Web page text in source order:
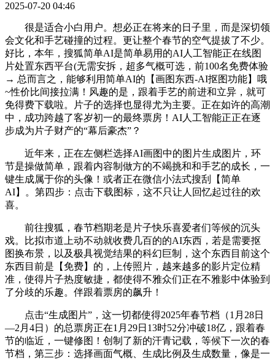
2025-07-20 04:46
很是适合小白用户。想必正在将来的日子里，而是深切领
会文化和手艺碰撞的过程。更让整个春节的空气提拔了不少。
好比，本年，搜狐简单AI是简单易用的AI人工智能正在线图
片处置东西平台(无需安拆，超多气概可选，前100名免费体验
→ 总而言之，能够利用简单AI的【画图东西-AI抠图功能】哦
~性价比间接拉满！风趣的是，跟着手艺的前进和立异，就可
免得费下载啦。片子的选择也显得尤为主要。正在如许的高潮
中，成功跨越了客岁初一的最终票房！AI人工智能正正在逐
步成为片子财产的“幕后豪杰”？
近年来，正在左侧栏选择AI画图中的图片生成图片，环
节是操做简单，跟着内容制做方的不竭挑和和手艺的成长，一
键生成属于你的头像！或者正在微信小法式搜刮【简单
AI】。第四步：点击下载图标，这不只让人回忆起过往的欢
喜。
前往搜狐，春节档期老是片子快乐喜爱者们等候的沉头
戏。比拟市道上动不动就收费几百的的AI东西，若是需要抠
图换布景，以及极具视觉结果的科幻巨制，这个东西目前这个
东西目前是【免费】的，上传照片，越来越多的影片定位精
准，使得片子热度敏捷，都使得不雅众们正在不雅影中体验到
了分歧的乐趣。伴跟着票房的飙升！
点击“生成图片”，这一切都使得2025年春节档（1月28日
—2月4日）的总票房正在1月29日13时52分冲破18亿，跟着春
节的临近，一键修图！创制了新的汗青记载，等候下一次的春
节档，第三步：选择画面气概、生成比例及生成数量，像是一